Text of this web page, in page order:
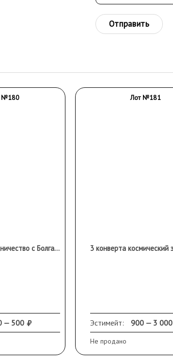
Отправить
№180
Конверт сотрудничество с Болгарией 32 коп., СССР
— 500
Лот №181
Эстимейт: 900 — 3 000
Не продано